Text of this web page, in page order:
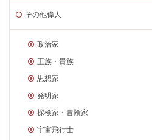
その他偉人
政治家
王族・貴族
思想家
発明家
探検家・冒険家
宇宙飛行士